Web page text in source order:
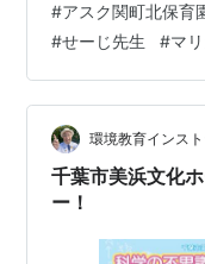
いいただき、おか
できました。 ショ
撮影もさせていた
本当にありがとう
今回の体験が科学に
いです。 アスク関
#アスク関町北保育
#せーじ先生 #マ
環境教育インス
千葉市美浜文化
ー！